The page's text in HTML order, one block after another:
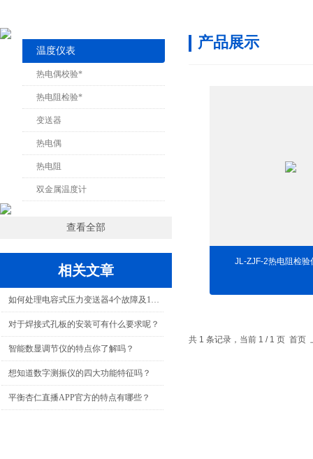
温度仪表
热电偶校验*
热电阻检验*
变送器
热电偶
热电阻
双金属温度计
查看全部
相关文章
如何处理电容式压力变送器4个故障及12个注意事项
对于焊接式孔板的安装可有什么要求呢？
智能数显调节仪的特点你了解吗？
想知道数字测振仪的四大功能特征吗？
平衡杏仁直播APP官方的特点有哪些？
产品展示
JL-ZJF-2热电阻检验
共 1 条记录，当前 1 / 1 页 首